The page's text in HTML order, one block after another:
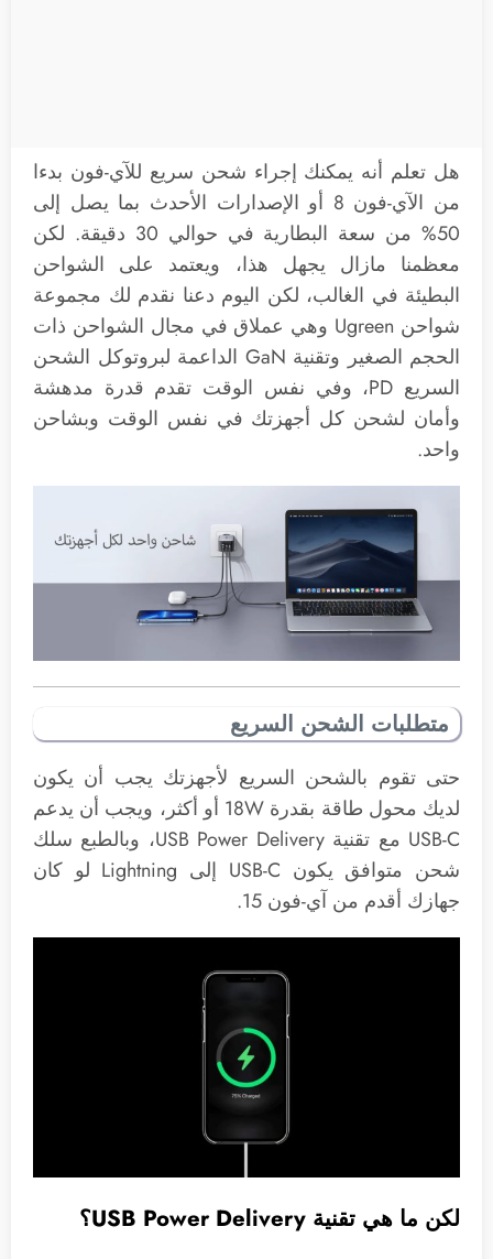
هل تعلم أنه يمكنك إجراء شحن سريع للآي-فون بدءا
من الآي-فون 8 أو الإصدارات الأحدث بما يصل إلى
50% من سعة البطارية في حوالي 30 دقيقة. لكن
معظمنا مازال يجهل هذا، ويعتمد على الشواحن
البطيئة في الغالب، لكن اليوم دعنا نقدم لك مجموعة
شواحن Ugreen وهي عملاق في مجال الشواحن ذات
الحجم الصغير وتقنية GaN الداعمة لبروتوكل الشحن
السريع PD، وفي نفس الوقت تقدم قدرة مدهشة
وأمان لشحن كل أجهزتك في نفس الوقت وبشاحن
واحد.
متطلبات الشحن السريع
حتى تقوم بالشحن السريع لأجهزتك يجب أن يكون
لديك محول طاقة بقدرة 18W أو أكثر، ويجب أن يدعم
USB-C مع تقنية ‎USB Power Delivery، وبالطبع سلك
شحن متوافق يكون USB-C إلى Lightning لو كان
جهازك أقدم من آي-فون 15.
لكن ما هي تقنية USB Power Delivery؟